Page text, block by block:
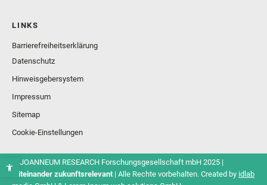
LINKS
Barrierefreiheitserklärung
Datenschutz
Hinweisgebersystem
Impressum
Sitemap
Cookie-Einstellungen
© JOANNEUM RESEARCH Forschungsgesellschaft mbH 2025 |
Miteinander zukunftsrelevant| Alle Rechte vorbehalten. Created by idlab